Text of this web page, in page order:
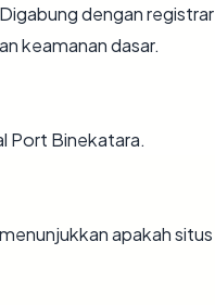
dengan registrar
keamanan dasar.
Port Binekatara.
apakah situs